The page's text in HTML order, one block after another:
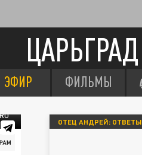
ЦАРЬГРАД
ЭФИР ФИЛЬМЫ
ОТЕЦ АНДРЕЙ: ОТВЕТЫ